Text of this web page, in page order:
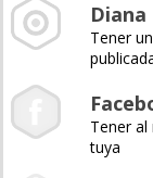
Diana
Tener
Tener
tuya